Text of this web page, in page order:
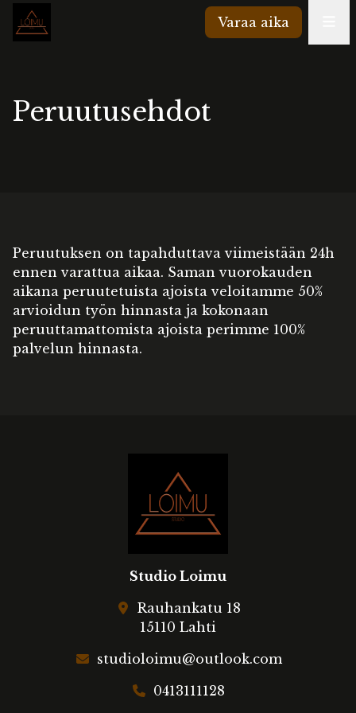
Varaa aika
Peruutusehdot
Peruutuksen on tapahduttava viimeistään 24h
ennen varattua aikaa. Saman vuorokauden
aikana peruutetuista ajoista veloitamme 50%
arvioidun työn hinnasta ja kokonaan
peruuttamattomista ajoista perimme 100%
palvelun hinnasta.
Studio Loimu
Rauhankatu 18
15110 Lahti
studioloimu@outlook.com
0413111128